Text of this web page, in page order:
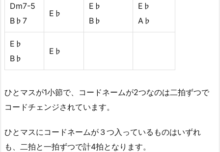
Dm7-5
B♭7
E♭
E♭
B♭
E♭
A♭
E♭
B♭
E♭
ひとマスが1小節で、コードネームが2つなのは二拍ずつで
コードチェンジされています。
ひとマスにコードネームが３つ入っているものはいずれ
も、二拍と一拍ずつで計4拍となります。